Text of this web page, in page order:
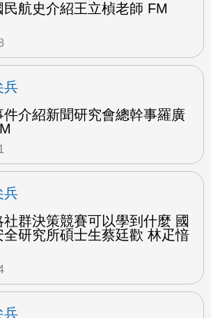
民航史介紹王立楨老師 FM
兵
件介紹新聞研究會總幹事羅廣
兵
社群決策競賽可以學到什麼 國
全研究所碩士生蔡廷歡 林疋愔
兵